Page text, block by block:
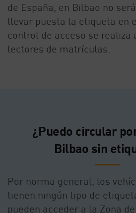
de España, en Bilbao no
llevar puesta la etiqueta en
control de acceso se realiza
lectores de matrículas.
¿Puedo circular
Bilbao sin
Por norma general, los
tienen ningún tipo de
pueden acceder a la Zona